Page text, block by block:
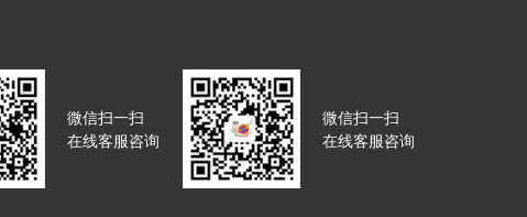
微信扫一扫
在线客服咨询
微信扫一扫
在线客服咨询